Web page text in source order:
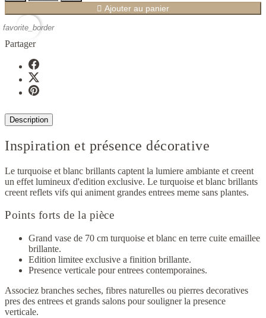
 Ajouter au panier
favorite_border
Partager
Description
Inspiration et présence décorative
Le turquoise et blanc brillants captent la lumiere ambiante et creent
un effet lumineux d'edition exclusive. Le turquoise et blanc brillants
creent reflets vifs qui animent grandes entrees meme sans plantes.
Points forts de la pièce
Grand vase de 70 cm turquoise et blanc en terre cuite emaillee
brillante.
Edition limitee exclusive a finition brillante.
Presence verticale pour entrees contemporaines.
Associez branches seches, fibres naturelles ou pierres decoratives
pres des entrees et grands salons pour souligner la presence
verticale.